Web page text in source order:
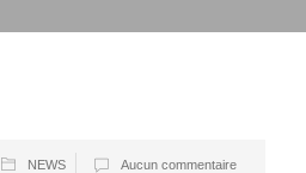
NEWS Aucun commentaire